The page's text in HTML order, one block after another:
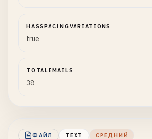
HASSPACINGVARIATIONS
true
TOTALEMAILS
38
ФАЙЛ TEXT СРЕДНИЙ